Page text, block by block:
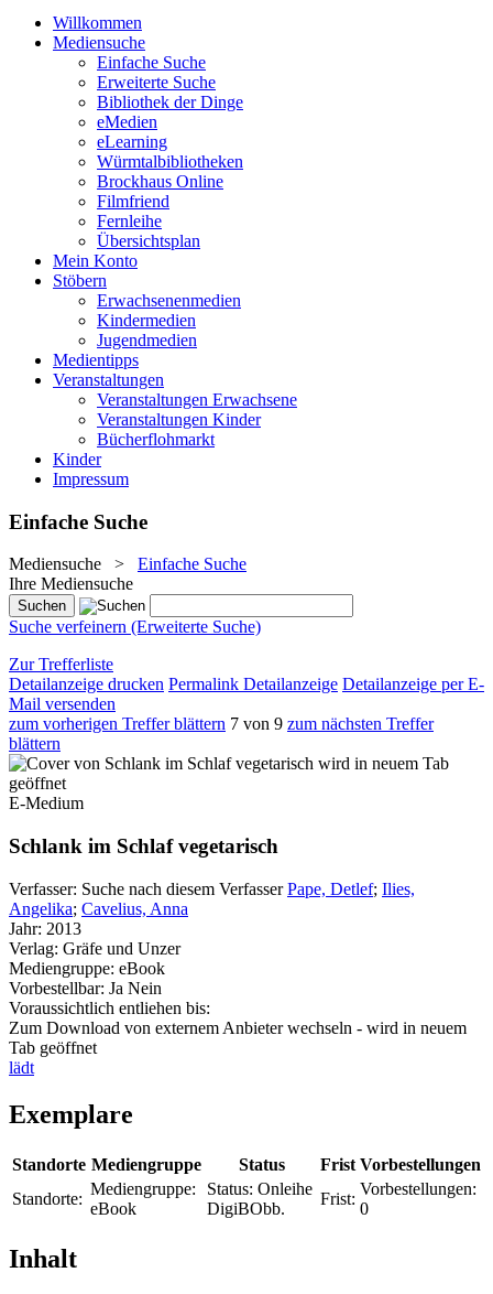
Willkommen
Mediensuche
Einfache Suche
Erweiterte Suche
Bibliothek der Dinge
eMedien
eLearning
Würmtalbibliotheken
Brockhaus Online
Filmfriend
Fernleihe
Übersichtsplan
Mein Konto
Stöbern
Erwachsenenmedien
Kindermedien
Jugendmedien
Medientipps
Veranstaltungen
Veranstaltungen Erwachsene
Veranstaltungen Kinder
Bücherflohmarkt
Kinder
Impressum
Einfache Suche
Mediensuche > Einfache Suche
Ihre Mediensuche
Suche verfeinern (Erweiterte Suche)
Zur Trefferliste
Detailanzeige drucken Permalink Detailanzeige Detailanzeige per E-
Mail versenden
zum vorherigen Treffer blättern 7 von 9 zum nächsten Treffer
blättern
wird in neuem Tab
geöffnet
E-Medium
Schlank im Schlaf vegetarisch
Verfasser: Suche nach diesem Verfasser Pape, Detlef; Ilies,
Angelika; Cavelius, Anna
Jahr: 2013
Verlag: Gräfe und Unzer
Mediengruppe: eBook
Vorbestellbar: Ja Nein
Voraussichtlich entliehen bis:
Zum Download von externem Anbieter wechseln - wird in neuem
Tab geöffnet
lädt
Exemplare
Standorte Mediengruppe Status Frist Vorbestellungen
Standorte:
Mediengruppe:
eBook
Status: Onleihe
DigiBObb.
Frist:
Vorbestellungen:
0
Inhalt